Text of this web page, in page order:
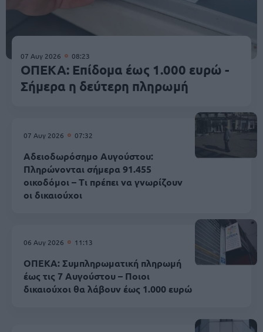
07 Αυγ 2026 08:23
ΟΠΕΚΑ: Επίδομα έως 1.000 ευρώ -
Σήμερα η δεύτερη πληρωμή
07 Αυγ 2026 07:32
Αδειοδωρόσημο Αυγούστου:
Πληρώνονται σήμερα 91.455
οικοδόμοι – Τι πρέπει να γνωρίζουν
οι δικαιούχοι
06 Αυγ 2026 11:13
ΟΠΕΚΑ: Συμπληρωματική πληρωμή
έως τις 7 Αυγούστου – Ποιοι
δικαιούχοι θα λάβουν έως 1.000 ευρώ